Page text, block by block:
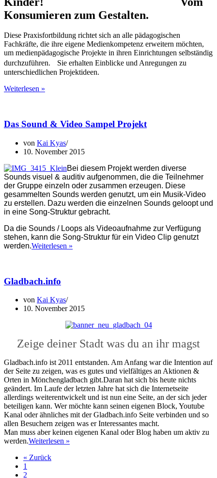
Konsumieren zum Gestalten.
Diese Praxisfortbildung richtet sich an alle pädagogischen
Fachkräfte, die ihre eigene Medienkompetenz erweitern möchten,
um medienpädagogische Projekte in ihren Einrichtungen selbständig
durchzuführen. Sie erhalten Einblicke und Anregungen zu
unterschiedlichen Projektideen.
Weiterlesen »
Das Sound & Video Sampel Projekt
von Kai Kyas
10. November 2015
Bei diesem Projekt werden diverse
Sounds visuel & auditiv aufgenommen, die die Teilnehmer
der Gruppe einzeln oder zusammen erzeugen. Diese
gesammelten Sounds werden genutzt, um ein Musik-Video
zu erstellen. Dazu werden die einzelnen Sounds geloopt und
in eine Song-Struktur gebracht.
Da die Sounds / Loops als Videoaufnahme zur Verfügung
stehen, kann die Song-Struktur für ein Video Clip genutzt
werden.Weiterlesen »
Gladbach.info
von Kai Kyas
10. November 2015
Zeige deiner Stadt was du an ihr magst
Gladbach.info ist 2011 entstanden. Am Anfang war die Intention auf
der Seite zu zeigen, was es gutes und vielfältiges an Aktionen &
Orten in Mönchengladbach gibt.Daran hat sich bis heute nichts
geändert. Im Laufe der letzten Jahre hat sich die Internetseite
allerdings weiterentwickelt und ist nun eine Seite, an der sich jeder
beteiligen kann. Wer möchte kann seinen eigenen Block, Youtube
Kanal oder ähnliches mit der Gladbach.info Seite verbinden und so
allen Besuchern zeigen was er Interessantes macht.
Man muss aber keinen eigenen Kanal oder Blog haben um aktiv zu
werden.Weiterlesen »
« Zurück
1
2